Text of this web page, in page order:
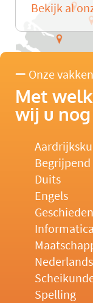
Bekijk al
Onze vakken
Met
wij u
Begrijpend
Duits
Engels
Informatica
Nederlands
Spelling